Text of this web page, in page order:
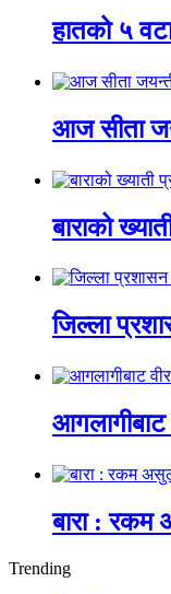
हातको ५
आज सीता
बाराको
जिल्ला
बारा : रकम
Trending